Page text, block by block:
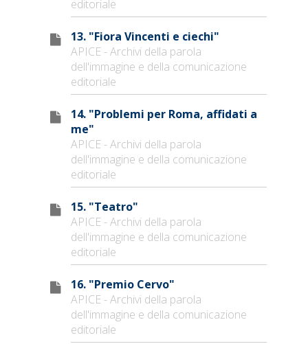
editoriale
13. "Fiora Vincenti e ciechi"
APICE - Archivi della parola
dell'immagine e della comunicazione
editoriale
14. "Problemi per Roma, affidati a
me"
APICE - Archivi della parola
dell'immagine e della comunicazione
editoriale
15. "Teatro"
APICE - Archivi della parola
dell'immagine e della comunicazione
editoriale
16. "Premio Cervo"
APICE - Archivi della parola
dell'immagine e della comunicazione
editoriale